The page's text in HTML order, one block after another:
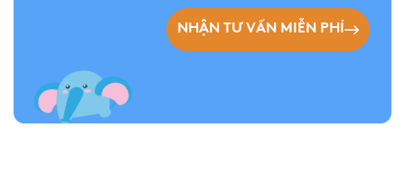
NHẬN TƯ VẤN MIỄN PHÍ